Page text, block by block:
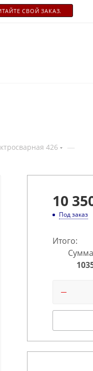
СВОЙ ЗАКАЗ.
426 —
10
Под заказ
Итого: